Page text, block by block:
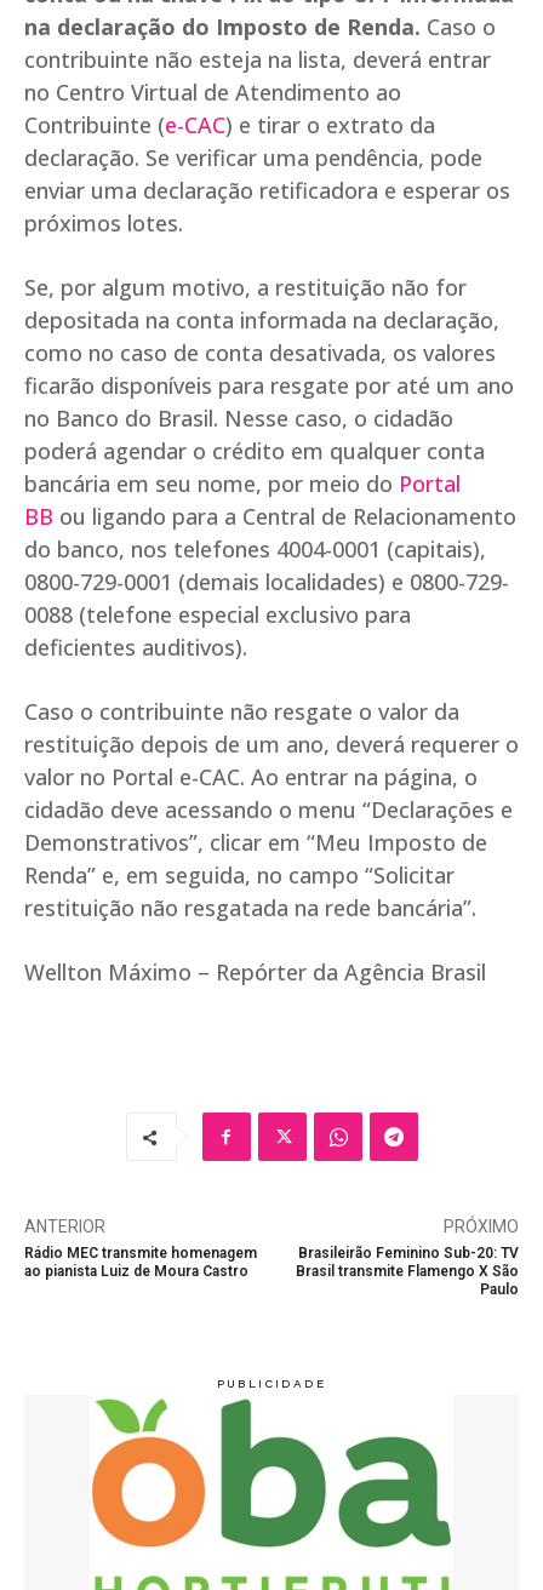
na declaração do Imposto de Renda. Caso o
contribuinte não esteja na lista, deverá entrar
no Centro Virtual de Atendimento ao
Contribuinte (e-CAC) e tirar o extrato da
declaração. Se verificar uma pendência, pode
enviar uma declaração retificadora e esperar os
próximos lotes.
Se, por algum motivo, a restituição não for
depositada na conta informada na declaração,
como no caso de conta desativada, os valores
ficarão disponíveis para resgate por até um ano
no Banco do Brasil. Nesse caso, o cidadão
poderá agendar o crédito em qualquer conta
bancária em seu nome, por meio do Portal
BB ou ligando para a Central de Relacionamento
do banco, nos telefones 4004-0001 (capitais),
0800-729-0001 (demais localidades) e 0800-729-
0088 (telefone especial exclusivo para
deficientes auditivos).
Caso o contribuinte não resgate o valor da
restituição depois de um ano, deverá requerer o
valor no Portal e-CAC. Ao entrar na página, o
cidadão deve acessando o menu “Declarações e
Demonstrativos”, clicar em “Meu Imposto de
Renda” e, em seguida, no campo “Solicitar
restituição não resgatada na rede bancária”.
Wellton Máximo – Repórter da Agência Brasil
ANTERIOR
Rádio MEC transmite homenagem
ao pianista Luiz de Moura Castro
PRÓXIMO
Brasileirão Feminino Sub-20: TV
Brasil transmite Flamengo X São
Paulo